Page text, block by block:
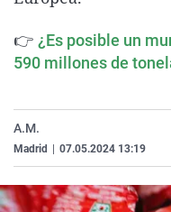
👉 ¿Es posible un
590 millones de
A.M.
Madrid 07.05.2024 13:19